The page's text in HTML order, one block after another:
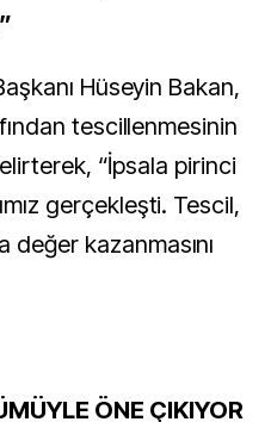
Hüseyin Bakan,
tescillenmesinin
“İpsala pirinci
gerçekleşti. Tescil,
değer kazanmasını
ÖNE ÇIKIYOR